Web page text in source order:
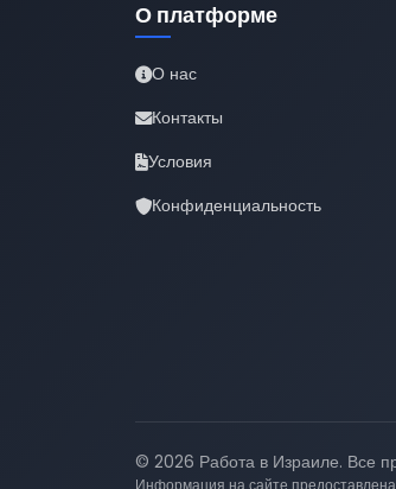
О платформе
О нас
Контакты
Условия
Конфиденциальность
© 2026 Работа в Израиле. Все